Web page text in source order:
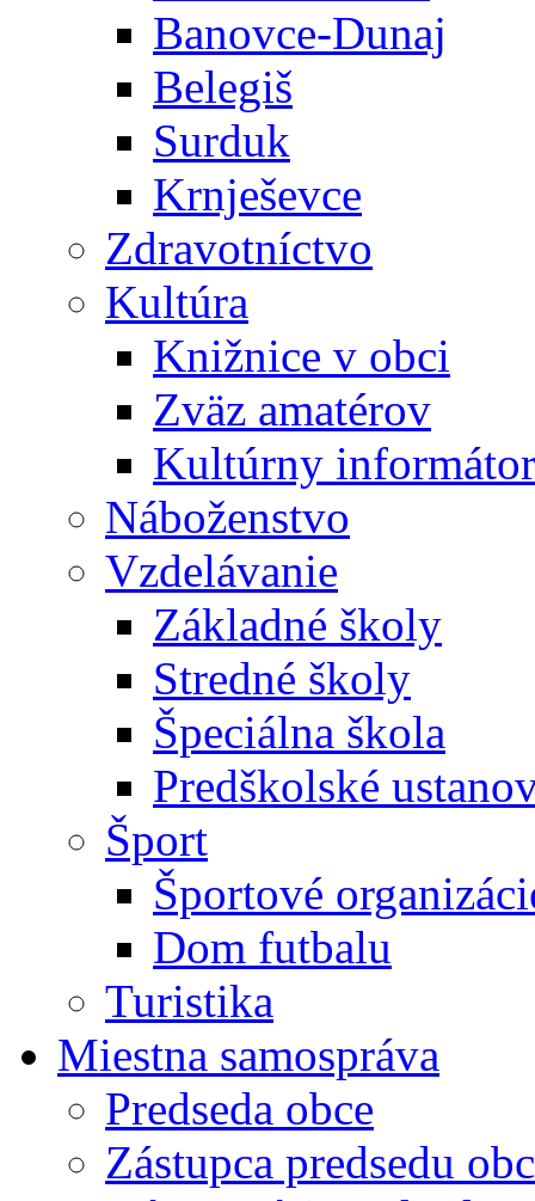
Banovce-Dunaj
Belegiš
Surduk
Krnješevce
Zdravotníctvo
Kultúra
Knižnice v obci
Zväz amatérov
Kultúrny informátor
Náboženstvo
Vzdelávanie
Základné školy
Stredné školy
Špeciálna škola
Predškolské
Šport
Športové
Dom futbalu
Turistika
Miestna samospráva
Predseda obce
Zástupca predsedu